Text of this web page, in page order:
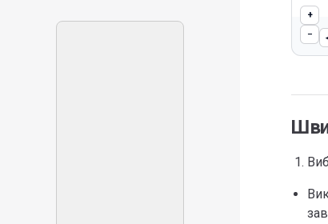
+
−